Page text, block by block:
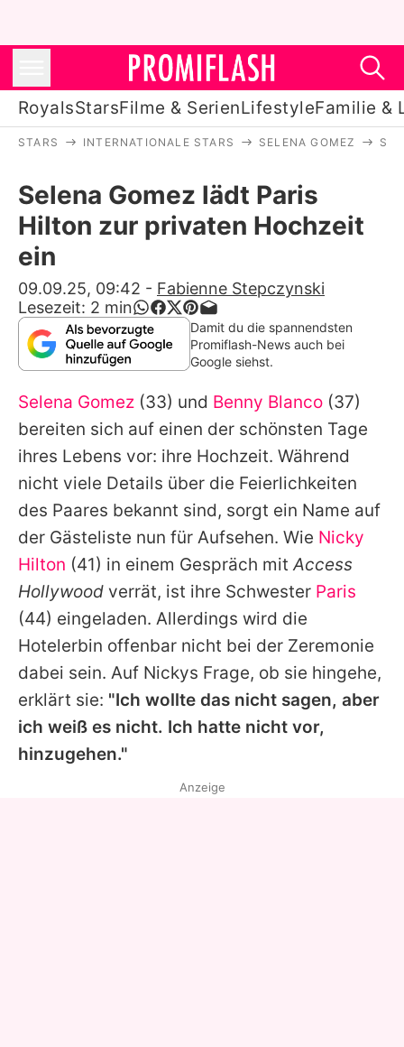
RoyalsStarsFilme & SerienLifestyleFamilie &
Stars
Filme & Serien
Lifestyle
Familie & Liebe
Promiflash Exklusiv
Alle Themen auf Promiflash
Jobs
App runterladen
Team
Redaktionelle Richtlinien
Impressum
Datenschutzerklärung
Nutzungsbedingungen
Utiq verwalten
STARS INTERNATIONALE STARS SELENA GOMEZ
Selena Gomez lädt Paris
Hilton zur privaten Hochzeit
ein
09.09.25, 09:42 - Fabienne Stepczynski
Lesezeit: 2 min
Damit du die spannendsten
Promiflash-News auch bei
Google siehst.
Selena Gomez (33) und Benny Blanco (37)
bereiten sich auf einen der schönsten Tage
ihres Lebens vor: ihre Hochzeit. Während
nicht viele Details über die Feierlichkeiten
des Paares bekannt sind, sorgt ein Name auf
der Gästeliste nun für Aufsehen. Wie Nicky
Hilton (41) in einem Gespräch mitAccess
Hollywood verrät, ist ihre Schwester Paris
(44) eingeladen. Allerdings wird die
Hotelerbin offenbar nicht bei der Zeremonie
dabei sein. Auf Nickys Frage, ob sie hingehe,
erklärt sie: "Ich wollte das nicht sagen, aber
ich weiß es nicht. Ich hatte nicht vor,
hinzugehen."
Anzeige